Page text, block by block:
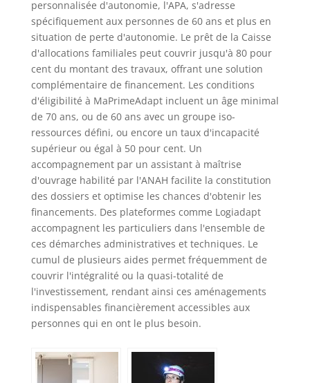
personnalisée d'autonomie, l'APA, s'adresse
spécifiquement aux personnes de 60 ans et plus en
situation de perte d'autonomie. Le prêt de la Caisse
d'allocations familiales peut couvrir jusqu'à 80 pour
cent du montant des travaux, offrant une solution
complémentaire de financement. Les conditions
d'éligibilité à MaPrimeAdapt incluent un âge minimal
de 70 ans, ou de 60 ans avec un groupe iso-
ressources défini, ou encore un taux d'incapacité
supérieur ou égal à 50 pour cent. Un
accompagnement par un assistant à maîtrise
d'ouvrage habilité par l'ANAH facilite la constitution
des dossiers et optimise les chances d'obtenir les
financements. Des plateformes comme Logiadapt
accompagnent les particuliers dans l'ensemble de
ces démarches administratives et techniques. Le
cumul de plusieurs aides permet fréquemment de
couvrir l'intégralité ou la quasi-totalité de
l'investissement, rendant ainsi ces aménagements
indispensables financièrement accessibles aux
personnes qui en ont le plus besoin.